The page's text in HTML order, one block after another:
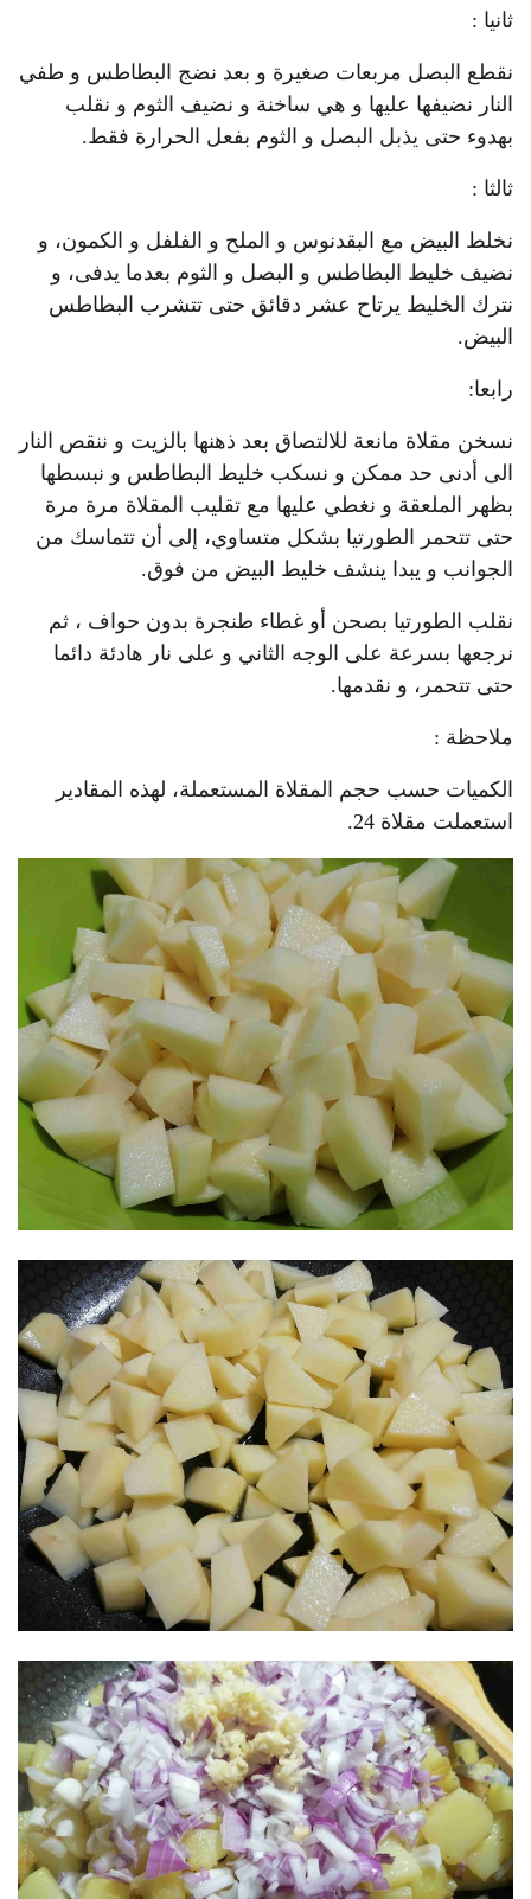
ثانيا :
نقطع البصل مربعات صغيرة و بعد نضج البطاطس و طفي
النار نضيفها عليها و هي ساخنة و نضيف الثوم و نقلب
بهدوء حتى يذبل البصل و الثوم بفعل الحرارة فقط.
ثالثا :
نخلط البيض مع البقدنوس و الملح و الفلفل و الكمون، و
نضيف خليط البطاطس و البصل و الثوم بعدما يدفى، و
نترك الخليط يرتاح عشر دقائق حتى تتشرب البطاطس
البيض.
رابعا:
نسخن مقلاة مانعة للالتصاق بعد ذهنها بالزيت و ننقص النار
الى أدنى حد ممكن و نسكب خليط البطاطس و نبسطها
بظهر الملعقة و نغطي عليها مع تقليب المقلاة مرة مرة
حتى تتحمر الطورتيا بشكل متساوي، إلى أن تتماسك من
الجوانب و يبدا ينشف خليط البيض من فوق.
نقلب الطورتيا بصحن أو غطاء طنجرة بدون حواف ، ثم
نرجعها بسرعة على الوجه الثاني و على نار هادئة دائما
حتى تتحمر، و نقدمها.
ملاحظة :
الكميات حسب حجم المقلاة المستعملة، لهذه المقادير
استعملت مقلاة 24.